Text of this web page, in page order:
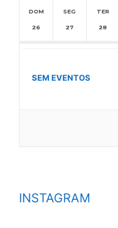
DOM
26
SEG
27
TER
28
SEM EVENTOS
INSTAGRAM